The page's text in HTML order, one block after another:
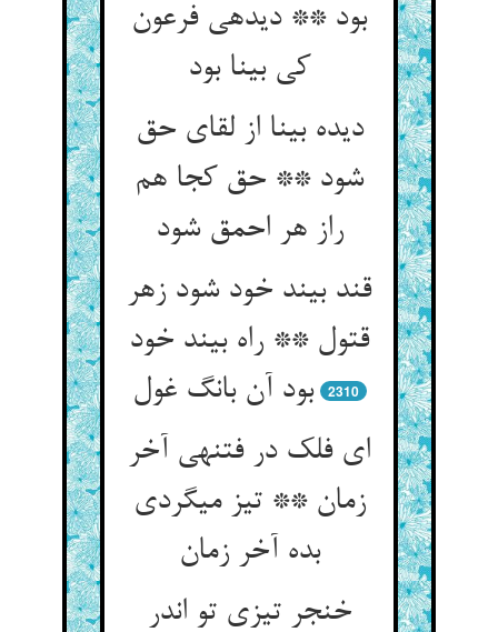
بود ** دیده‏ی فرعون
کی بینا بود
دیده بینا از لقای حق
شود ** حق کجا هم
راز هر احمق شود
قند بیند خود شود زهر
قتول ** راه بیند خود
بود آن بانگ غول‏
2310
ای فلک در فتنه‏ی آخر
زمان ** تیز می‏گردی
بده آخر زمان‏
خنجر تیزی تو اندر